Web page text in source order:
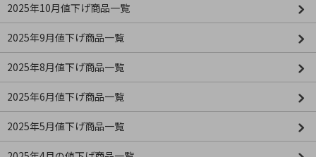
2025年10月値下げ商品一覧
2025年9月値下げ商品一覧
2025年8月値下げ商品一覧
2025年6月値下げ商品一覧
2025年5月値下げ商品一覧